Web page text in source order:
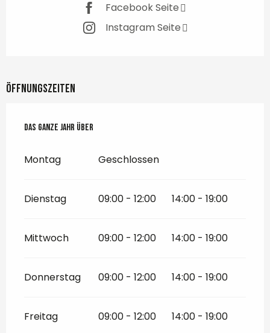
Facebook Seite
Instagram Seite
Öffnungszeiten
Das ganze Jahr über
Das ganze Jahr über
Montag Geschlossen
Dienstag 09:00 - 12:00 14:00 - 19:00
Mittwoch 09:00 - 12:00 14:00 - 19:00
Donnerstag 09:00 - 12:00 14:00 - 19:00
Freitag 09:00 - 12:00 14:00 - 19:00